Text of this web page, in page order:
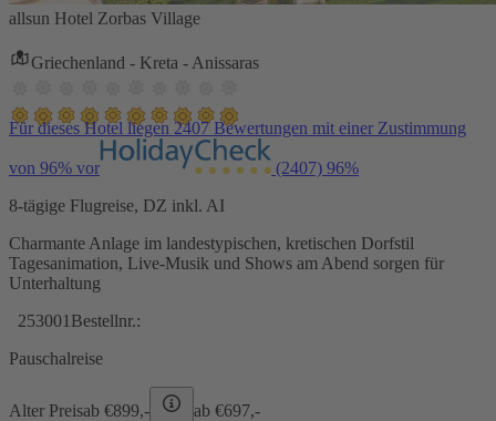
allsun Hotel Zorbas Village
Griechenland - Kreta - Anissaras
Für dieses Hotel liegen 2407 Bewertungen mit einer Zustimmung
von 96% vor (2407) 96%
8-tägige Flugreise, DZ inkl. AI
Charmante Anlage im landestypischen, kretischen Dorfstil
Tagesanimation, Live-Musik und Shows am Abend sorgen für
Unterhaltung
253001 Bestellnr.:
Pauschalreise
Alter Preisab €899,- ab €697,-